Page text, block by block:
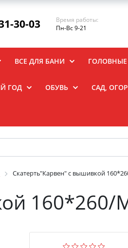
30-03
Время работы:
Пн-Вс 9-21
ВСЕ ДЛЯ БАНИ
ГОД ОБУВЬ САД,
Скатерть"Карвен" с вышивкой
160*260/